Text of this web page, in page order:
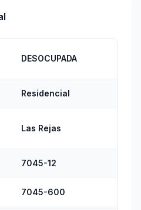
DESOCUPADA
Residencial
Las Rejas
7045-12
7045-600